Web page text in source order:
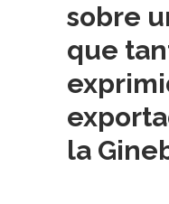
sobre
que
la